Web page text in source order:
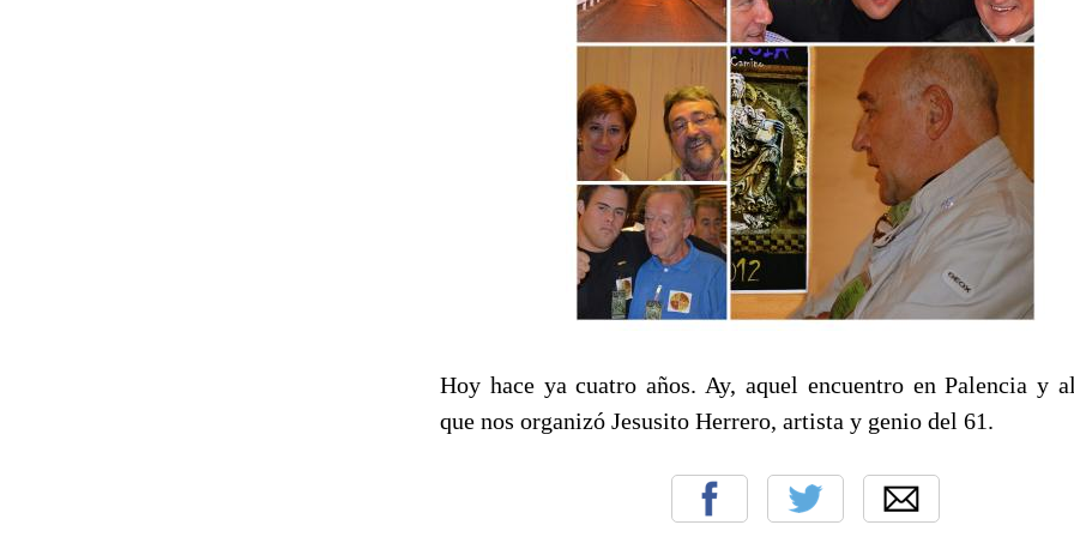
Hoy hace ya cuatro años. Ay, aquel encuentro en Palencia y
que nos organizó Jesusito Herrero, artista y genio del 61.